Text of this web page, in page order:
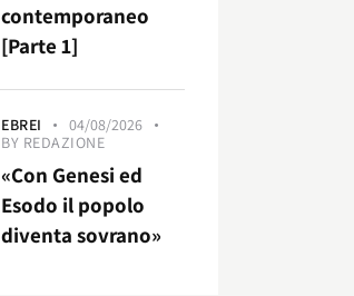
contemporaneo
[Parte 1]
EBREI
04/08/2026
BY REDAZIONE
«Con Genesi ed
Esodo il popolo
diventa sovrano»